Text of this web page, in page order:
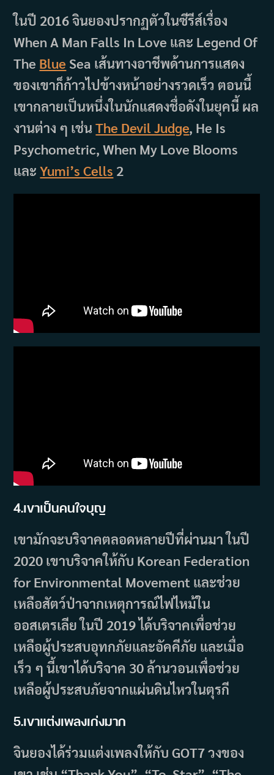
ในปี 2016 จินยองปรากฏตัวในซีรีส์เรื่อง
When A Man Falls In Love และ Legend Of
The Blue Sea เส้นทางอาชีพด้านการแสดง
ของเขาก็ก้าวไปข้างหน้าอย่างรวดเร็ว ตอนนี้
เขากลายเป็นหนึ่งในนักแสดงชื่อดังในยุคนี้ ผล
งานต่าง ๆ เช่นThe Devil Judge, He Is
Psychometric, When My Love Blooms
และYumi’s Cells 2
4.เขาเป็นคนใจบุญ
เขามักจะบริจาคตลอดหลายปีที่ผ่านมา ในปี
2020 เขาบริจาคให้กับ Korean Federation
for Environmental Movement และช่วย
เหลือสัตว์ป่าจากเหตุการณ์ไฟไหม้ใน
ออสเตรเลีย ในปี 2019 ได้บริจาคเพื่อช่วย
เหลือผู้ประสบอุทกภัยและอัคคีภัย และเมื่อ
เร็ว ๆ นี้เขาได้บริจาค 30 ล้านวอนเพื่อช่วย
เหลือผู้ประสบภัยจากแผ่นดินไหวในตุรกี
5.เขาแต่งเพลงเก่งมาก
จินยองได้ร่วมแต่งเพลงให้กับ GOT7 วงของ